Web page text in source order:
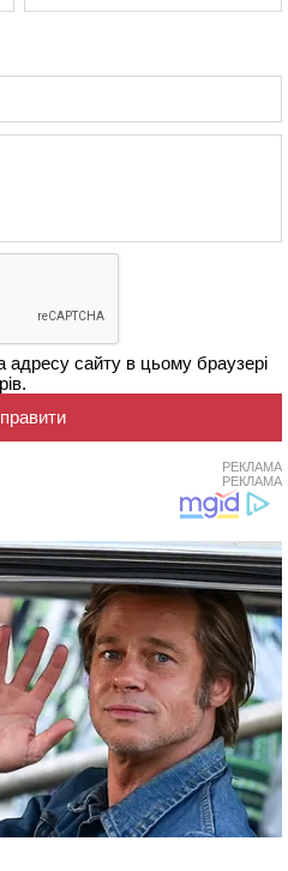
адресу сайту в цьому браузері
РЕКЛАМА
РЕКЛАМА